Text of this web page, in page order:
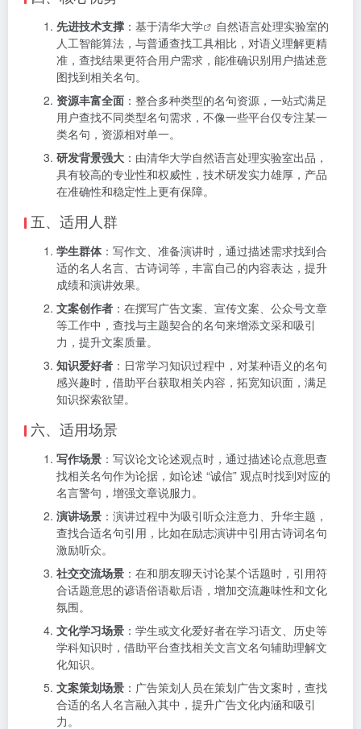
先进技术支撑 ：基于清华大学
自然语言处理实验室的
人工智能算法，与普通查找工具相比，对语义理解更精
准，查找结果更符合用户需求，能准确识别用户描述意
图找到相关名句。
资源丰富全面 ：整合多种类型的名句资源，一站式满足
用户查找不同类型名句需求，不像一些平台仅专注某一
类名句，资源相对单一。
研发背景强大 ：由清华大学自然语言处理实验室出品，
具有较高的专业性和权威性，技术研发实力雄厚，产品
在准确性和稳定性上更有保障。
五、适用人群
学生群体：写作文、准备演讲时，通过描述需求找到合
适的名人名言、古诗词等，丰富自己的内容表达，提升
成绩和演讲效果。
文案创作者 ：在撰写广告文案、宣传文案、公众号文章
等工作中，查找与主题契合的名句来增添文采和吸引
力，提升文案质量。
知识爱好者 ：日常学习知识过程中，对某种语义的名句
感兴趣时，借助平台获取相关内容，拓宽知识面，满足
知识探索欲望。
六、适用场景
写作场景 ：写议论文论述观点时，通过描述论点意思查
找相关名句作为论据，如论述 “诚信” 观点时找到对应的
名言警句，增强文章说服力。
演讲场景 ：演讲过程中为吸引听众注意力、升华主题，
查找合适名句引用，比如在励志演讲中引用古诗词名句
激励听众。
社交交流场景 ：在和朋友聊天讨论某个话题时，引用符
合话题意思的谚语俗语歇后语，增加交流趣味性和文化
氛围。
文化学习场景 ：学生或文化爱好者在学习语文、历史等
学科知识时，借助平台查找相关文言文名句辅助理解文
化知识。
文案策划场景 ：广告策划人员在策划广告文案时，查找
合适的名人名言融入其中，提升广告文化内涵和吸引
力。